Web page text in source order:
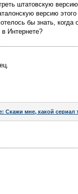
штатовскую
версию
бы знать,
в Интернете?
Скажи мне, какой сериал